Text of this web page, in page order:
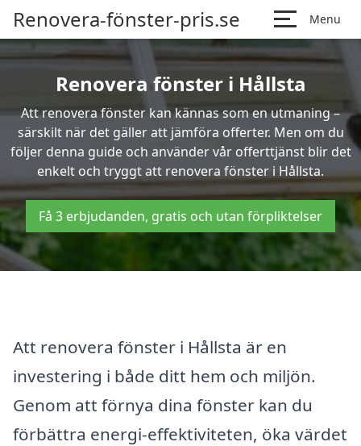
Renovera-fönster-pris.se Menu
Renovera fönster i Hållsta
Att renovera fönster kan kännas som en utmaning –
särskilt när det gäller att jämföra offerter. Men om du
följer denna guide och använder vår offerttjänst blir det
enkelt och tryggt att renovera fönster i Hållsta.
Få 3 erbjudanden, gratis och utan förpliktelser
Att renovera fönster i Hållsta är en
investering i både ditt hem och miljön.
Genom att förnya dina fönster kan du
förbättra energi-effektiviteten, öka värdet